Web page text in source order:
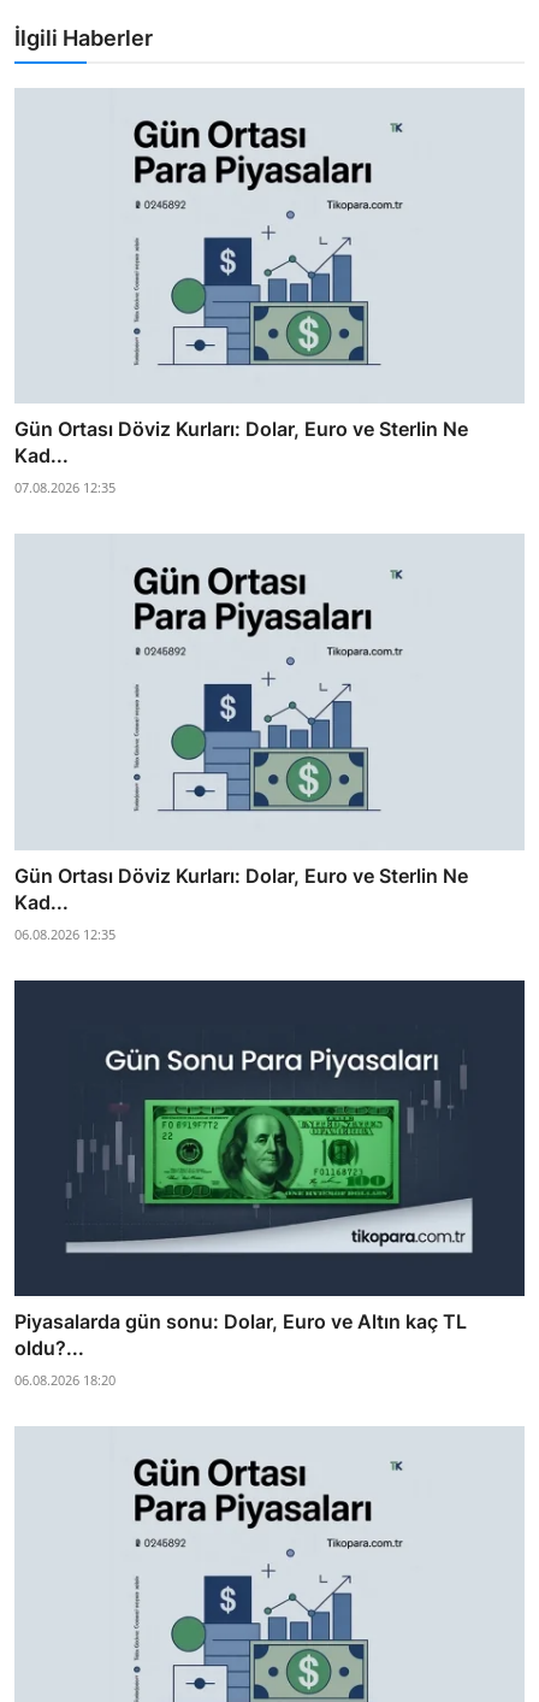
İlgili Haberler
Gün Ortası Döviz Kurları: Dolar, Euro ve Sterlin Ne
Kad...
07.08.2026 12:35
Gün Ortası Döviz Kurları: Dolar, Euro ve Sterlin Ne
Kad...
06.08.2026 12:35
Piyasalarda gün sonu: Dolar, Euro ve Altın kaç TL
oldu?...
06.08.2026 18:20